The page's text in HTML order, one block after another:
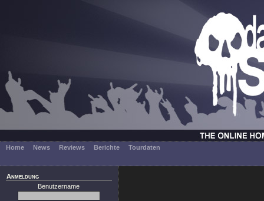
Home News Reviews Berichte Tourdaten
Anmeldung
Benutzername